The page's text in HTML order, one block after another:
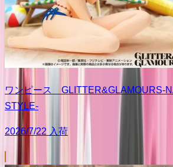
ワンピース
STYLE-
2026/7/22 入荷